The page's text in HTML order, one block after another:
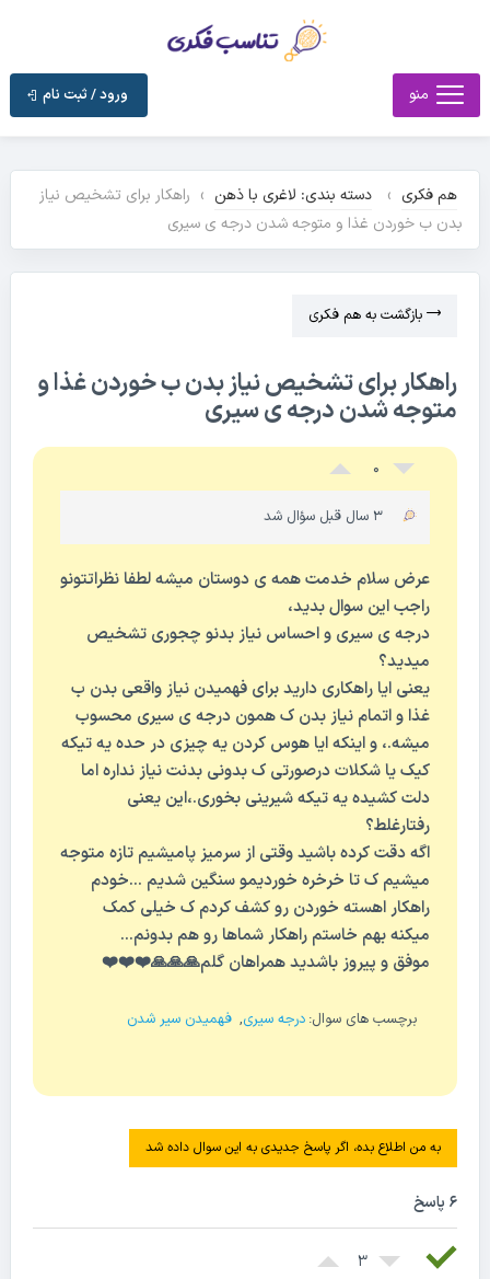
منو ورود / ثبت نام
هم فکری › دسته بندی: لاغری با ذهن › راهکار برای تشخیص نیاز
بدن ب خوردن غذا و متوجه شدن درجه ی سیری
بازگشت به هم فکری
راهکار برای تشخیص نیاز بدن ب خوردن غذا و
متوجه شدن درجه ی سیری
0
عرض سلام خدمت همه ی دوستان میشه لطفا نظراتتونو
راجب این سوال بدید،
درجه ی سیری و احساس نیاز بدنو چجوری تشخیص
میدید؟
یعنی ایا راهکاری دارید برای فهمیدن نیاز واقعی بدن ب
غذا و اتمام نیاز بدن ک همون درجه ی سیری محسوب
میشه.، و اینکه ایا هوس کردن یه چیزی در حده یه تیکه
کیک یا شکلات درصورتی ک بدونی بدنت نیاز نداره اما
دلت کشیده یه تیکه شیرینی بخوری.،این یعنی
رفتارغلط؟
اگه دقت کرده باشید وقتی از سرمیز پامیشیم تازه متوجه
میشیم ک تا خرخره خوردیمو سنگین شدیم …خودم
راهکار اهسته خوردن رو کشف کردم ک خیلی کمک
میکنه بهم خاستم راهکار شماها رو هم بدونم…
موفق و پیروز باشدید همراهان گلم🙏🙏🙏❤️❤️❤️
برچسب های سوال: درجه سیری, فهمیدن سیر شدن
به من اطلاع بده، اگر پاسخ جدیدی به این سوال داده شد
6 پاسخ
3